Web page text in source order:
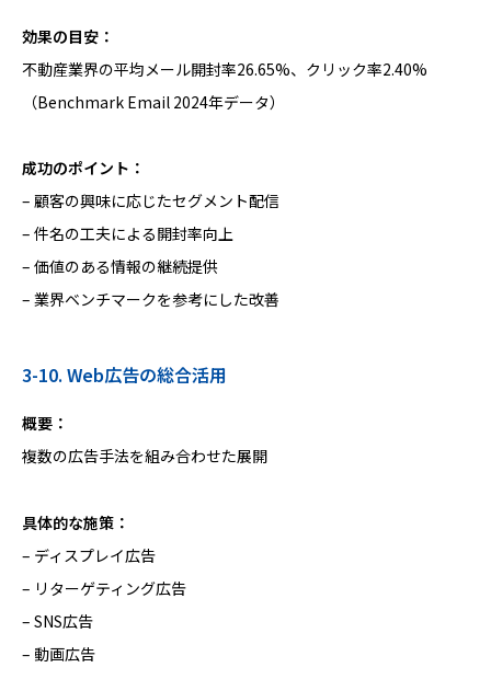
効果の目安：
不動産業界の平均メール開封率26.65%、クリック率2.40%
（Benchmark Email 2024年データ）
成功のポイント：
– 顧客の興味に応じたセグメント配信
– 件名の工夫による開封率向上
– 価値のある情報の継続提供
– 業界ベンチマークを参考にした改善
3-10. Web広告の総合活用
概要：
複数の広告手法を組み合わせた展開
具体的な施策：
– ディスプレイ広告
– リターゲティング広告
– SNS広告
– 動画広告